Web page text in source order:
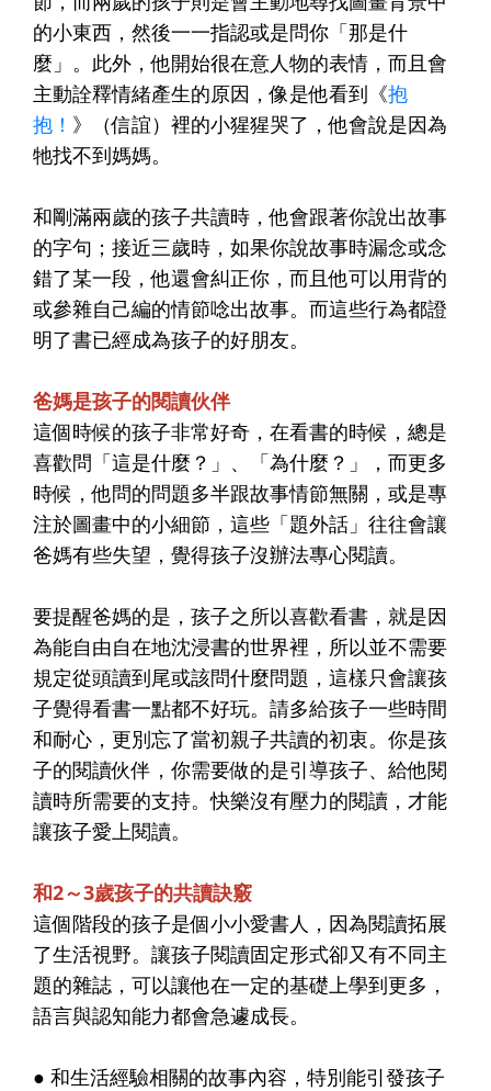
的小東西，然後一一指認或是問你「那是什
麼」。此外，他開始很在意人物的表情，而且會
主動詮釋情緒產生的原因，像是他看到《抱
抱！ 》（信誼）裡的小猩猩哭了，他會說是因為
牠找不到媽媽。
和剛滿兩歲的孩子共讀時，他會跟著你說出故事
的字句；接近三歲時，如果你說故事時漏念或念
錯了某一段，他還會糾正你，而且他可以用背的
或參雜自己編的情節唸出故事。而這些行為都證
明了書已經成為孩子的好朋友。
爸媽是孩子的閱讀伙伴
這個時候的孩子非常好奇，在看書的時候，總是
喜歡問「這是什麼？」、「為什麼？」，而更多
時候，他問的問題多半跟故事情節無關，或是專
注於圖畫中的小細節，這些「題外話」往往會讓
爸媽有些失望，覺得孩子沒辦法專心閱讀。
要提醒爸媽的是，孩子之所以喜歡看書，就是因
為能自由自在地沈浸書的世界裡，所以並不需要
規定從頭讀到尾或該問什麼問題，這樣只會讓孩
子覺得看書一點都不好玩。請多給孩子一些時間
和耐心，更別忘了當初親子共讀的初衷。你是孩
子的閱讀伙伴，你需要做的是引導孩子、給他閱
讀時所需要的支持。快樂沒有壓力的閱讀，才能
讓孩子愛上閱讀。
和2～3歲孩子的共讀訣竅
這個階段的孩子是個小小愛書人，因為閱讀拓展
了生活視野。讓孩子閱讀固定形式卻又有不同主
題的雜誌，可以讓他在一定的基礎上學到更多，
語言與認知能力都會急遽成長。
● 和生活經驗相關的故事內容，特別能引發孩子